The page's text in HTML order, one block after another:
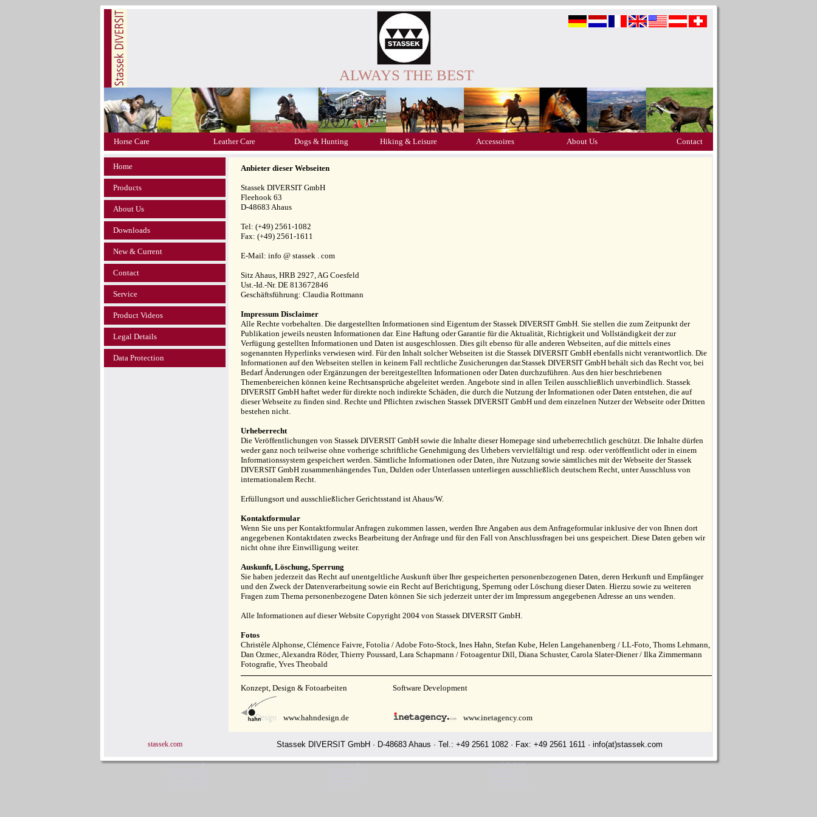
ALWAYS THE BEST
Horse Care Leather Care Dogs & Hunting Hiking & Leisure Accessoires About Us Contact
Home
Products
About Us
Downloads
New & Current
Contact
Service
Product Videos
Legal Details
Data Protection
Anbieter dieser Webseiten
Stassek DIVERSIT GmbH
Fleehook 63
D-48683 Ahaus
Tel: (+49) 2561-1082
Fax: (+49) 2561-1611
E-Mail: info @ stassek . com
Sitz Ahaus, HRB 2927, AG Coesfeld
Ust.-Id.-Nr. DE 813672846
Geschäftsführung: Claudia Rottmann
Impressum Disclaimer
Alle Rechte vorbehalten. Die dargestellten Informationen sind Eigentum der Stassek DIVERSIT GmbH. Sie stellen die zum Zeitpunkt der
Publikation jeweils neusten Informationen dar. Eine Haftung oder Garantie für die Aktualität, Richtigkeit und Vollständigkeit der zur
Verfügung gestellten Informationen und Daten ist ausgeschlossen. Dies gilt ebenso für alle anderen Webseiten, auf die mittels eines
sogenannten Hyperlinks verwiesen wird. Für den Inhalt solcher Webseiten ist die Stassek DIVERSIT GmbH ebenfalls nicht verantwortlich. Die
Informationen auf den Webseiten stellen in keinem Fall rechtliche Zusicherungen dar.Stassek DIVERSIT GmbH behält sich das Recht vor, bei
Bedarf Änderungen oder Ergänzungen der bereitgestellten Informationen oder Daten durchzuführen. Aus den hier beschriebenen
Themenbereichen können keine Rechtsansprüche abgeleitet werden. Angebote sind in allen Teilen ausschließlich unverbindlich. Stassek
DIVERSIT GmbH haftet weder für direkte noch indirekte Schäden, die durch die Nutzung der Informationen oder Daten entstehen, die auf
dieser Webseite zu finden sind. Rechte und Pflichten zwischen Stassek DIVERSIT GmbH und dem einzelnen Nutzer der Webseite oder Dritten
bestehen nicht.
Urheberrecht
Die Veröffentlichungen von Stassek DIVERSIT GmbH sowie die Inhalte dieser Homepage sind urheberrechtlich geschützt. Die Inhalte dürfen
weder ganz noch teilweise ohne vorherige schriftliche Genehmigung des Urhebers vervielfältigt und resp. oder veröffentlicht oder in einem
Informationssystem gespeichert werden. Sämtliche Informationen oder Daten, ihre Nutzung sowie sämtliches mit der Webseite der Stassek
DIVERSIT GmbH zusammenhängendes Tun, Dulden oder Unterlassen unterliegen ausschließlich deutschem Recht, unter Ausschluss von
internationalem Recht.
Erfüllungsort und ausschließlicher Gerichtsstand ist Ahaus/W.
Kontaktformular
Wenn Sie uns per Kontaktformular Anfragen zukommen lassen, werden Ihre Angaben aus dem Anfrageformular inklusive der von Ihnen dort
angegebenen Kontaktdaten zwecks Bearbeitung der Anfrage und für den Fall von Anschlussfragen bei uns gespeichert. Diese Daten geben wir
nicht ohne ihre Einwilligung weiter.
Auskunft, Löschung, Sperrung
Sie haben jederzeit das Recht auf unentgeltliche Auskunft über Ihre gespeicherten personenbezogenen Daten, deren Herkunft und Empfänger
und den Zweck der Datenverarbeitung sowie ein Recht auf Berichtigung, Sperrung oder Löschung dieser Daten. Hierzu sowie zu weiteren
Fragen zum Thema personenbezogene Daten können Sie sich jederzeit unter der im Impressum angegebenen Adresse an uns wenden.
Alle Informationen auf dieser Website Copyright 2004 von Stassek DIVERSIT GmbH.
Fotos
Christèle Alphonse, Clémence Faivre, Fotolia / Adobe Foto-Stock, Ines Hahn, Stefan Kube, Helen Langehanenberg / LL-Foto, Thoms Lehmann,
Dan Ozmec, Alexandra Röder, Thierry Poussard, Lara Schapmann / Fotoagentur Dill, Diana Schuster, Carola Slater-Diener / Ilka Zimmermann
Fotografie, Yves Theobald
Konzept, Design & Fotoarbeiten
www.hahndesign.de
Software Development
www.inetagency.com
stassek.com Stassek DIVERSIT GmbH · D-48683 Ahaus · Tel.: +49 2561 1082 · Fax: +49 2561 1611 · info(at)stassek.com
www.equi-center.de
www.equistar.de
www.faulpelz.info